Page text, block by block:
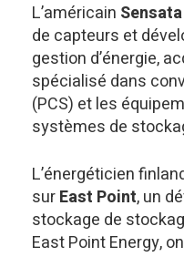
L’américain
de capteurs et
gestion d’énergie,
spécialisé dans
(PCS) et les
systèmes de
L’énergéticien
surEast Point, un
stockage de
East Point Energy,